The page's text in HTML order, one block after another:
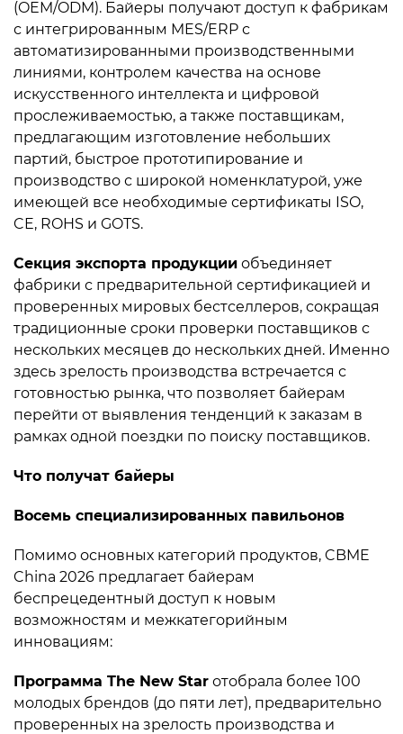
(OEM/ODM). Байеры получают доступ к фабрикам
с интегрированным MES/ERP с
автоматизированными производственными
линиями, контролем качества на основе
искусственного интеллекта и цифровой
прослеживаемостью, а также поставщикам,
предлагающим изготовление небольших
партий, быстрое прототипирование и
производство с широкой номенклатурой, уже
имеющей все необходимые сертификаты ISO,
CE, ROHS и GOTS.
Секция экспорта продукции объединяет
фабрики с предварительной сертификацией и
проверенных мировых бестселлеров, сокращая
традиционные сроки проверки поставщиков с
нескольких месяцев до нескольких дней. Именно
здесь зрелость производства встречается с
готовностью рынка, что позволяет байерам
перейти от выявления тенденций к заказам в
рамках одной поездки по поиску поставщиков.
Что получат байеры
Восемь специализированных павильонов
Помимо основных категорий продуктов, CBME
China 2026 предлагает байерам
беспрецедентный доступ к новым
возможностям и межкатегорийным
инновациям:
Программа The New Star отобрала более 100
молодых брендов (до пяти лет), предварительно
проверенных на зрелость производства и